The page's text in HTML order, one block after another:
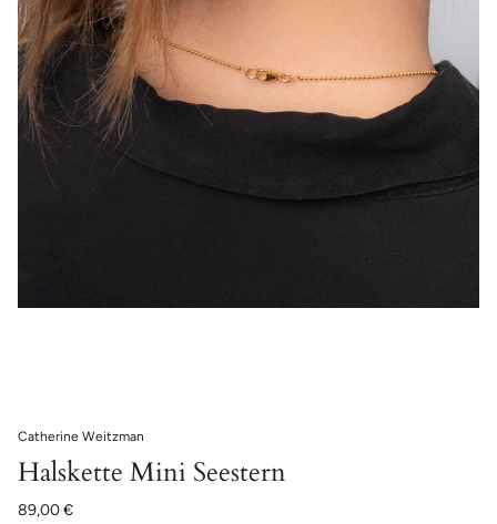
Catherine Weitzman
Halskette Mini Seestern
89,00 €